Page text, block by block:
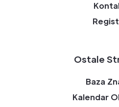
Ostale
Baza
Kalendar